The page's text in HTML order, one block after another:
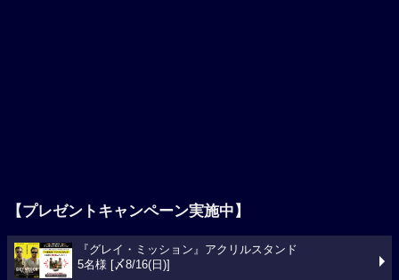
【プレゼントキャンペーン実施中】
『グレイ・ミッション』アクリルスタンド
5名様 [〆8/16(日)]